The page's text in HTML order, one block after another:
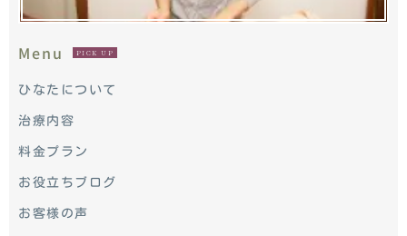
Menu PICK UP
ひなたについて
治療内容
料金プラン
お役立ちブログ
お客様の声